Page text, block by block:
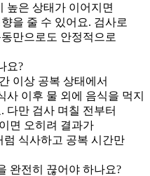
높은 상태가 이어지면
을 줄 수 있어요. 검사로
만으로도 안정적으로
요?
이상 공복 상태에서
이후 물 외에 음식을 먹지
다만 검사 며칠 전부터
면 오히려 결과가
식사하고 공복 시간만
완전히 끊어야 하나요?